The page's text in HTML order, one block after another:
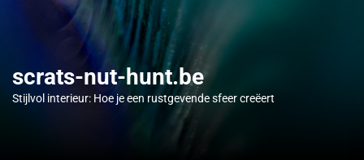
scrats-nut-hunt.be
Stijlvol interieur: Hoe je een rustgevende sfeer creëert